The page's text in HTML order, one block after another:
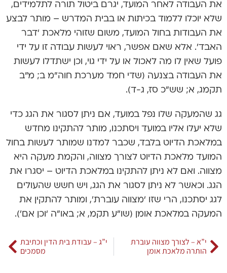
את העבודה לאחר המועד, יגרם ביטול תורה לתלמידים,
שלא יוכלו ללמוד בכיתות או בבית המדרש – מותר לבצע
את העבודות בחול המועד, משום שזוהי מלאכת ‘דבר
האבד’. אלא שאם אפשר, ראוי לעשות עבודה זו על ידי
פועל שאין לו מה לאכול או על ידי גוי, וכן ישתדלו לעשות
את העבודה בצנעה (שדי חמד מערכת חוה”מ ב; מ”ב
תקמג, א; שש”כ סז, ג-ד).
גג שהמעקה שלו נפל במועד, אם ניתן לסגור את הגג כדי
שלא יעלו אליו במועד ויסתכנו, מותר להתקינו מחדש
במלאכת הדיוט בלבד, שכבר למדנו שמותר לעשות בחול
המועד מלאכת הדיוט לצורך מצווה, והקמת מעקה היא
מצווה. ואם לא ניתן להתקינו במלאכת הדיוט – יסגרו את
הגג. וכאשר לא ניתן לסגור את הגג, ויש חשש שהעולים
לגג יסתכנו, הרי שזו ‘מצווה עוברת’, ומותר להתקין את
המעקה במלאכת אומן (שו”ע תקמ, א; באו”ה ‘וכן אם’).
י”א – לצורך מצווה עוברת
הותרה מלאכת אומן
י”ג – עבודת בית הדין וכתיבת
מסמכים